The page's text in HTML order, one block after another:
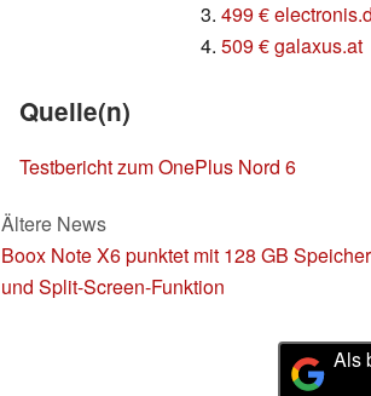
3. 499 €
4. 509 € galaxus.at
Quelle(n)
Testbericht zum OnePlus Nord 6
Ältere News
Boox Note X6 punktet mit 128 GB Speicher
und Split-Screen-Funktion
Als